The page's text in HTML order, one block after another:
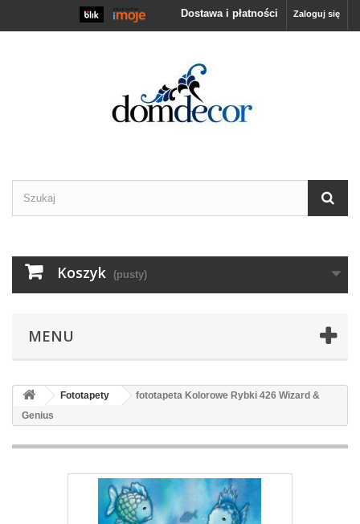
Zaloguj się
Dostawa i płatności
Koszyk (pusty)
MENU
Fototapety
fototapeta Kolorowe Rybki 426 Wizard &
Genius